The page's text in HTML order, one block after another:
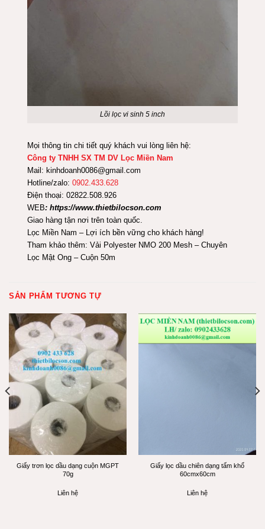
Lõi lọc vi sinh 5 inch
Mọi thông tin chi tiết quý khách vui lòng liên hệ:
Công ty TNHH SX TM DV Lọc Miền Nam
Mail: kinhdoanh0086@gmail.com
Hotline/zalo: 0902.433.628
Điện thoại: 02822.508.926
WEB: https://www.thietbilocson.com
Giao hàng tận nơi trên toàn quốc.
Lọc Miền Nam – Lợi ích bền vững cho khách hàng!
Tham khảo thêm: Vải Polyester NMO 200 Mesh – Chuyên
Lọc Mật Ong – Cuộn 50m
SẢN PHẨM TƯƠNG TỰ
Giấy trơn lọc dầu dạng cuộn MGPT
70g
Liên hệ
Giấy lọc dầu chiên dạng tấm khổ
60cmx60cm
Liên hệ